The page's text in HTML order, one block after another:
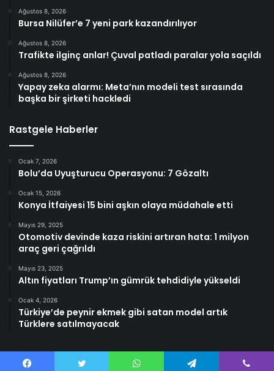
Ağustos 8, 2026
Bursa Nilüfer’e 7 yeni park kazandırılıyor
Ağustos 8, 2026
Trafikte ilginç anlar! Çuval patladı paralar yola saçıldı
Ağustos 8, 2026
Yapay zeka alarmı: Meta’nın modeli test sırasında
başka bir şirketi hackledi
Rastgele Haberler
Ocak 7, 2026
Bolu’da Uyuşturucu Operasyonu: 7 Gözaltı
Ocak 15, 2026
Konya İtfaiyesi 15 bini aşkın olaya müdahale etti
Mayıs 29, 2025
Otomotiv devinde kaza riskini artıran hata: 1 milyon
araç geri çağrıldı
Mayıs 23, 2025
Altın fiyatları Trump’ın gümrük tehdidiyle yükseldi
Ocak 4, 2026
Türkiye’de peynir ekmek gibi satan model artık
Türklere satılmayacak